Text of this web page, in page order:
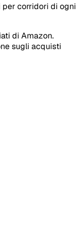
corridori di ogni
di Amazon.
sugli acquisti